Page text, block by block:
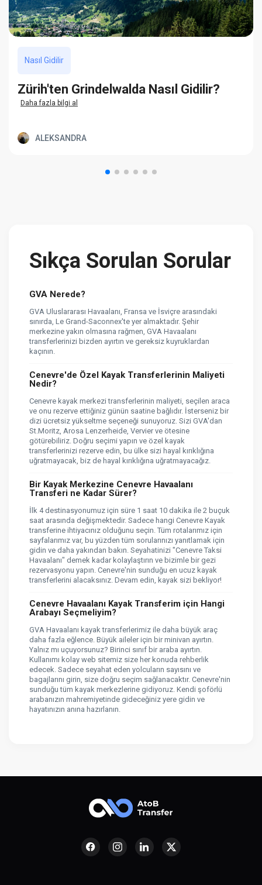
Nasıl Gidilir
Zürih'ten Grindelwalda Nasıl Gidilir?
Daha fazla bilgi al
ALEKSANDRA
Sıkça Sorulan Sorular
GVA Nerede?
GVA Uluslararası Havaalanı, Fransa ve İsviçre arasındaki
sınırda, Le Grand-Saconnex'te yer almaktadır. Şehir
merkezine yakın olmasına rağmen, GVA Havaalanı
transferlerinizi bizden ayırtın ve gereksiz kuyruklardan
kaçının.
Cenevre'de Özel Kayak Transferlerinin Maliyeti
Nedir?
Cenevre kayak merkezi transferlerinin maliyeti, seçilen araca
ve onu rezerve ettiğiniz günün saatine bağlıdır. İsterseniz bir
dizi ücretsiz yükseltme seçeneği sunuyoruz. Sizi GVA'dan
St.Moritz, Arosa Lenzerheide, Vervier ve ötesine
götürebiliriz. Doğru seçimi yapın ve özel kayak
transferlerinizi rezerve edin, bu ülke sizi hayal kırıklığına
uğratmayacak, biz de hayal kırıklığına uğratmayacağız.
Bir Kayak Merkezine Cenevre Havaalanı
Transferi ne Kadar Sürer?
İlk 4 destinasyonumuz için süre 1 saat 10 dakika ile 2 buçuk
saat arasında değişmektedir. Sadece hangi Cenevre Kayak
transferine ihtiyacınız olduğunu seçin. Tüm rotalarımız için
sayfalarımız var, bu yüzden tüm sorularınızı yanıtlamak için
gidin ve daha yakından bakın. Seyahatinizi "Cenevre Taksi
Havaalanı" demek kadar kolaylaştırın ve bizimle bir gezi
rezervasyonu yapın. Cenevre'nin sunduğu en ucuz kayak
transferlerini alacaksınız. Devam edin, kayak sizi bekliyor!
Cenevre Havaalanı Kayak Transferim için Hangi
Arabayı Seçmeliyim?
GVA Havaalanı kayak transferlerimiz ile daha büyük araç
daha fazla eğlence. Büyük aileler için bir minivan ayırtın.
Yalnız mı uçuyorsunuz? Birinci sınıf bir araba ayırtın.
Kullanımı kolay web sitemiz size her konuda rehberlik
edecek. Sadece seyahat eden yolcuların sayısını ve
bagajlarını girin, size doğru seçim sağlanacaktır. Cenevre'nin
sunduğu tüm kayak merkezlerine gidiyoruz. Kendi şoförlü
arabanızın mahremiyetinde gideceğiniz yere gidin ve
hayatınızın anına hazırlanın.